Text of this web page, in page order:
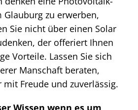
Glauburg zu erwerben,
Sie nicht über einen Solar
der offeriert Ihnen
Vorteile. Lassen Sie sich
Manschaft beraten,
Freude und zuverlässig.
Wissen wenn es um